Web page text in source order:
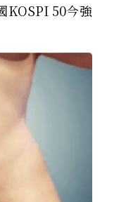
KOSPI 50今強